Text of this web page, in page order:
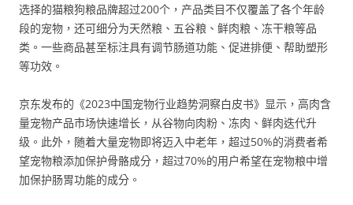
选择的猫粮狗粮品牌超过200个，产品类目不仅覆盖了各个年龄
段的宠物，还可细分为天然粮、五谷粮、鲜肉粮、冻干粮等品
类。一些商品甚至标注具有调节肠道功能、促进排便、帮助塑形
等功效。
京东发布的《2023中国宠物行业趋势洞察白皮书》显示，高肉含
量宠物产品市场快速增长，从谷物向肉粉、冻肉、鲜肉迭代升
级。此外，随着大量宠物即将迈入中老年，超过50%的消费者希
望宠物粮添加保护骨骼成分，超过70%的用户希望在宠物粮中增
加保护肠胃功能的成分。